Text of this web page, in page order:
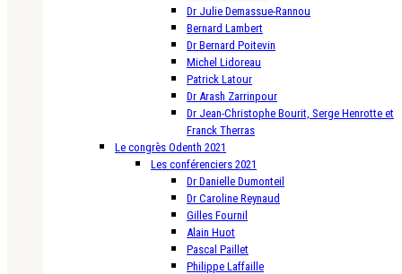
Dr Julie Demassue-Rannou
Bernard Lambert
Dr Bernard Poitevin
Michel Lidoreau
Patrick Latour
Dr Arash Zarrinpour
Dr Jean-Christophe Bourit, Serge Henrotte et
Franck Therras
Le congrès Odenth 2021
Les conférenciers 2021
Dr Danielle Dumonteil
Dr Caroline Reynaud
Gilles Fournil
Alain Huot
Pascal Paillet
Philippe Laffaille